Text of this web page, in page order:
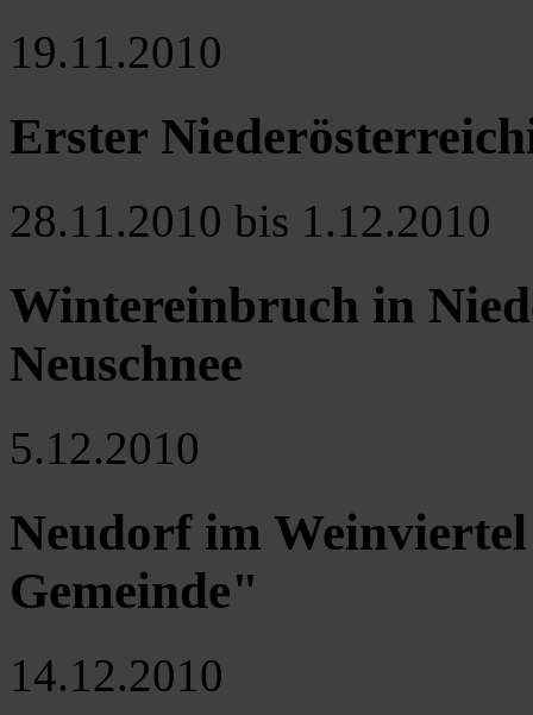
19.11.2010
Erster
28.11.2010 bis 1.12.2010
Wintereinbruch in
Neuschnee
5.12.2010
Neudorf im
Gemeinde"
14.12.2010